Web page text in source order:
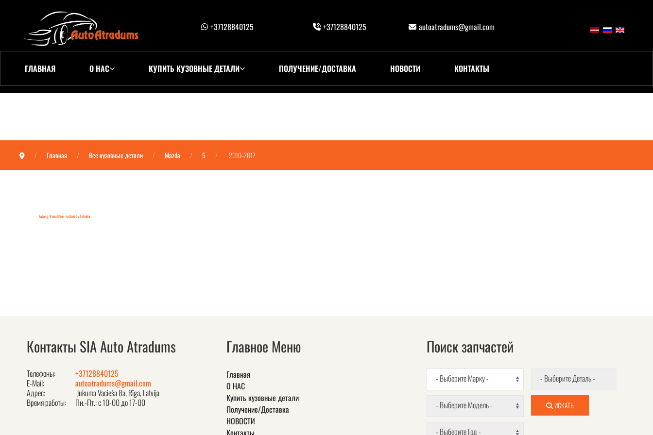
+37128840125 +37128840125 autoatradums@gmail.com
ГЛАВНАЯ О НАС КУПИТЬ КУЗОВНЫЕ ДЕТАЛИ ПОЛУЧЕНИЕ/ДОСТАВКА НОВОСТИ КОНТАКТЫ
Главная Все кузовные детали Mazda 5 2010-2017
FaLang translation system by Faboba
Контакты SIA Auto Atradums
Телефоны:
+37128840125
E-Mail:
autoatradums@gmail.com
Адрес:
Jukuma Vacieša 8a, Rīga, Latvija
Время работы:
Пн.-Пт.: с 10-00 до 17-00
Главное Меню
Главная
О НАС
Купить кузовные детали
Получение/Доставка
НОВОСТИ
Контакты
Поиск запчастей
- Выберите Марку -
- Выберите Модель -
- Выберите Год -
- Выберите Деталь -
ИСКАТЬ